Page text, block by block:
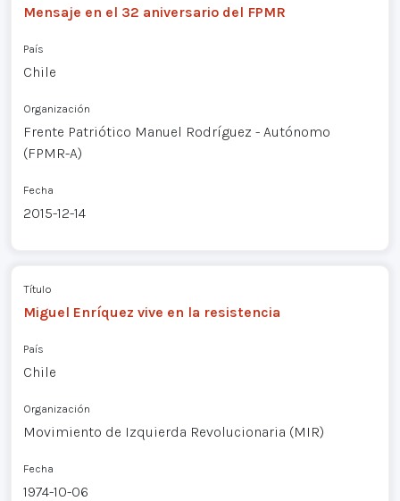
Mensaje en el 32 aniversario del FPMR
País
Chile
Organización
Frente Patriótico Manuel Rodríguez - Autónomo
(FPMR-A)
Fecha
2015-12-14
Título
Miguel Enríquez vive en la resistencia
País
Chile
Organización
Movimiento de Izquierda Revolucionaria (MIR)
Fecha
1974-10-06